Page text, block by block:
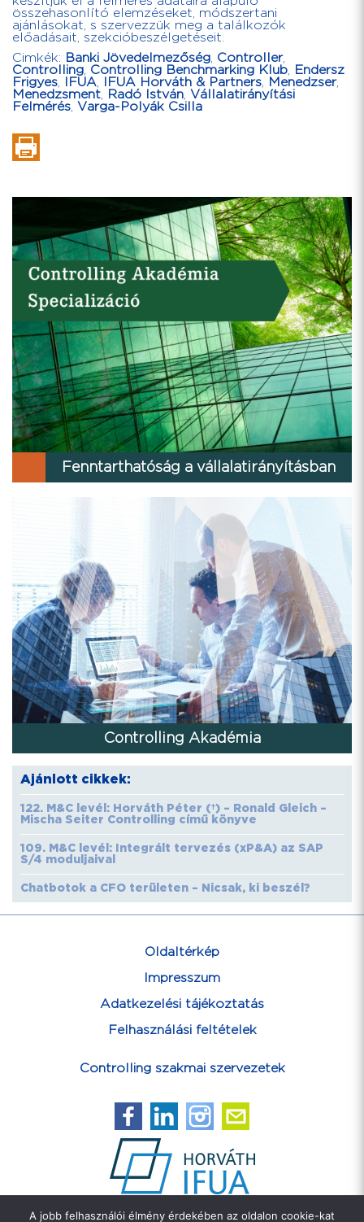
összehasonlító elemzéseket, módszertani
ajánlásokat, s szervezzük meg a találkozók
előadásait, szekcióbeszélgetéseit.
Cimkék: Banki Jövedelmezőség, Controller,
Controlling, Controlling Benchmarking Klub, Endersz
Frigyes, IFUA, IFUA Horváth & Partners, Menedzser,
Menedzsment, Radó István, Vállalatirányítási
Felmérés, Varga-Polyák Csilla
Fenntarthatóság a vállalatirányításban
Controlling Akadémia
Ajánlott cikkek:
122. M&C levél: Horváth Péter (†) – Ronald Gleich –
Mischa Seiter Controlling című könyve
109. M&C levél: Integrált tervezés (xP&A) az SAP
S/4 moduljaival
Chatbotok a CFO területen – Nicsak, ki beszél?
Oldaltérkép
Impresszum
Adatkezelési tájékoztatás
Felhasználási feltételek
Controlling szakmai szervezetek
A jobb felhasználói élmény érdekében az oldalon cookie-kat